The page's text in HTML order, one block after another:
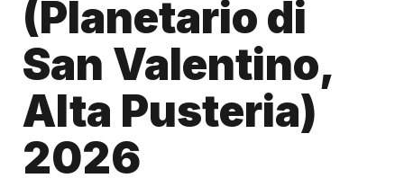
(Planetario di
San Valentino,
Alta Pusteria)
2026